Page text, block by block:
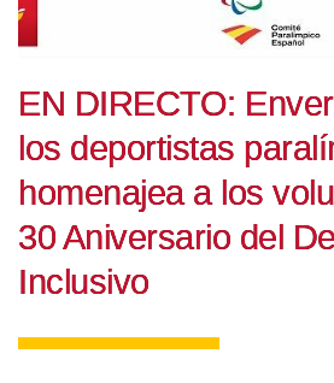
EN DIRECTO:
los deportistas
homenajea a los
30 Aniversario del
Inclusivo